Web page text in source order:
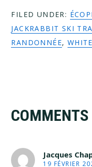
FILED UNDER:
JACKRABBIT SKI
RANDONNÉE,
Interactions
COMMENTS
Jacques
19 FÉVRIER